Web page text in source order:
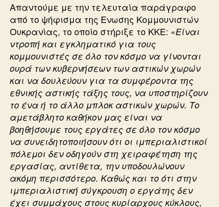
Απαντούμε με την τελευταία παράγραφο
από το ψήφισμα της Ενωσης Κομμουνιστών
Ουκρανίας, το οποίο στήριξε το ΚΚΕ: «Είναι
ντροπή και εγκληματικό για τους
κομμουνιστές σε όλο τον κόσμο να γίνονται
ουρά των κυβερνήσεων των αστικών χωρών
και να δουλεύουν για τα συμφέροντα της
εθνικής αστικής τάξης τους, να υποστηρίζουν
το ένα ή το άλλο μπλοκ αστικών χωρών. Το
αμετάβλητο καθήκον μας είναι να
βοηθήσουμε τους εργάτες σε όλο τον κόσμο
να συνειδητοποιήσουν ότι οι ιμπεριαλιστικοί
πόλεμοι δεν οδηγούν στη χειραφέτηση της
εργασίας, αντίθετα, την υποδουλώνουν
ακόμη περισσότερο. Καθώς και το ότι στην
ιμπεριαλιστική σύγκρουση ο εργάτης δεν
έχει συμμάχους στους κυρίαρχους κύκλους,